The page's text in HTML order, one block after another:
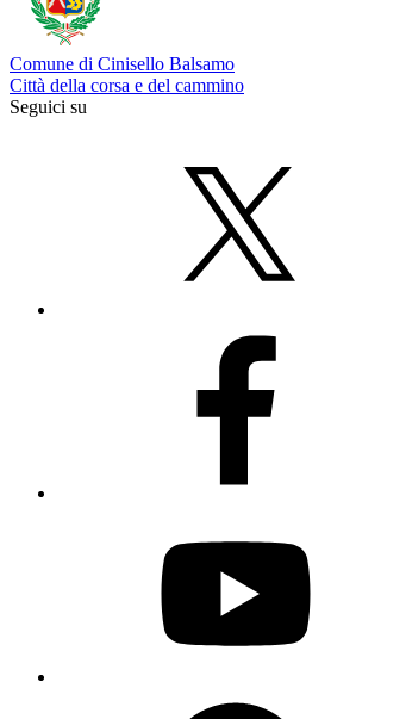
Comune di Cinisello Balsamo
Città della corsa e del cammino
Seguici su